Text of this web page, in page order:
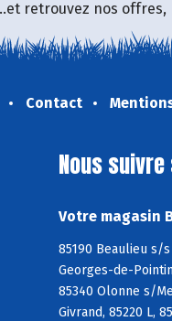
retrouvez nos
Contact
Nous
Votre magasin
85190 Beaulieu s/s
Georges-de-
85340 Olonne s/
Givrand, 85220 L,